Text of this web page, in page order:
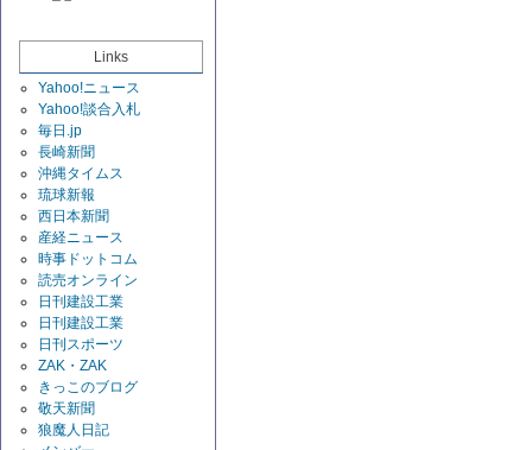
Links
Yahoo!ニュース
Yahoo!談合入札
毎日.jp
長崎新聞
沖縄タイムス
琉球新報
西日本新聞
産経ニュース
時事ドットコム
読売オンライン
日刊建設工業
日刊建設工業
日刊スポーツ
ZAK・ZAK
きっこのブログ
敬天新聞
狼魔人日記